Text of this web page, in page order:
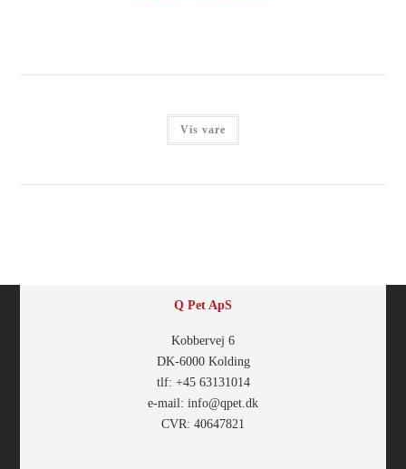
Vis vare
Q Pet ApS
Kobbervej 6
DK-6000 Kolding
tlf: +45 63131014
e-mail: info@qpet.dk
CVR: 40647821